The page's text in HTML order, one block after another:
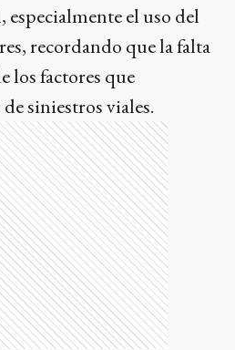
el uso del
recordando que la falta
los factores que
siniestros viales.